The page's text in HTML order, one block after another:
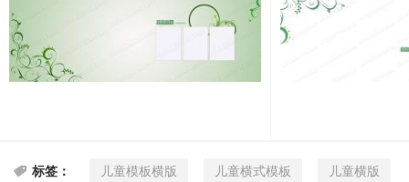
标签： 儿童模板横版 儿童横式模板 儿童横版